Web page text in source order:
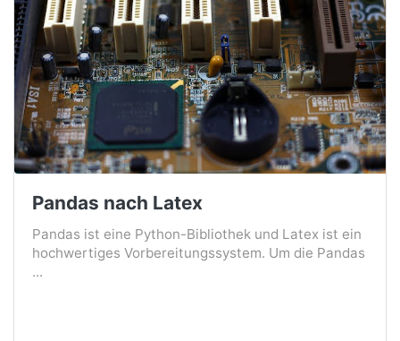
Pandas nach Latex
Pandas ist eine Python-Bibliothek und Latex ist ein
hochwertiges Vorbereitungssystem. Um die Pandas
...